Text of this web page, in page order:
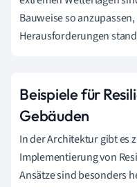
Bauweise so
Herausforderungen
Beispiele für
Gebäuden
In der Architektur gibt es
Implementierung von
Ansätze sind besonders